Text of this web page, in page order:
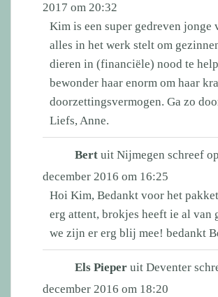
2017 om 20:32
Kim is een super gedreven jonge
alles in het werk stelt om
dieren in (financiële) nood te
bewonder haar enorm om haar
doorzettingsvermogen. Ga zo
Liefs, Anne.
Bert uit Nijmegen schreef op
december 2016 om 16:25
Hoi Kim, Bedankt voor het
erg attent, brokjes heeft ie al van
we zijn er erg blij mee! bedankt
Els Pieper uit Deventer
december 2016 om 18:20